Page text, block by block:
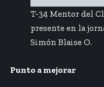
T-34 Mentor del
presente en la
Simón Blaise O.
Punto a mejorar